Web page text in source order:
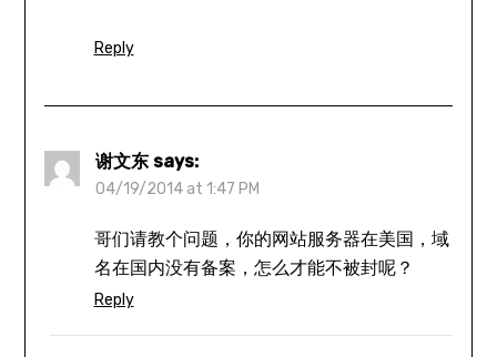
Reply
谢文东 says:
04/19/2014 at 1:47 PM
哥们请教个问题，你的网站服务器在美国，域
名在国内没有备案，怎么才能不被封呢？
Reply